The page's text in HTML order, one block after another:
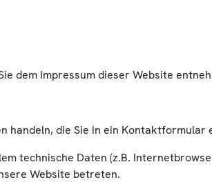
dem Impressum dieser Website
handeln, die Sie in ein Kontaktformular
technische Daten (z.B.
Website betreten.